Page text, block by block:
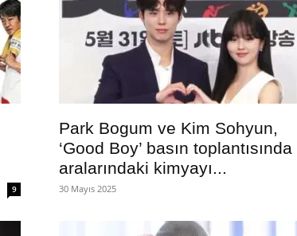
9
Park Bogum ve Kim Sohyun,
‘Good Boy’ basın toplantısında
aralarındaki kimyayı...
30 Mayıs 2025